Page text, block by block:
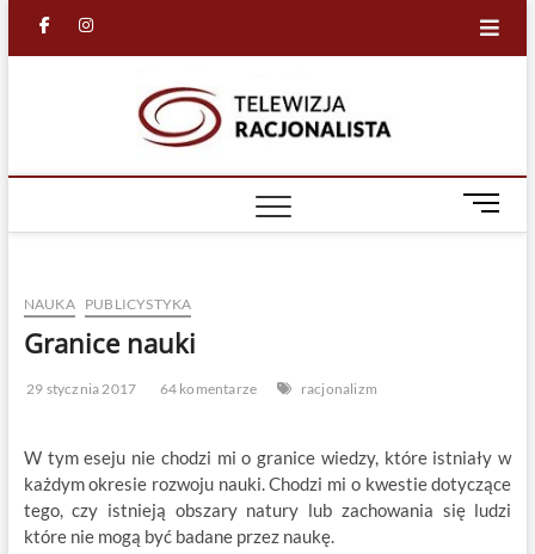
facebook
in
M
e
NAUKA PUBLICYSTYKA
Granice nauki
29 stycznia 2017 64 komentarze racjonalizm
W tym eseju nie chodzi mi o granice wiedzy, które istniały w
każdym okresie rozwoju nauki. Chodzi mi o kwestie dotyczące
tego, czy istnieją obszary natury lub zachowania się ludzi
które nie mogą być badane przez naukę.